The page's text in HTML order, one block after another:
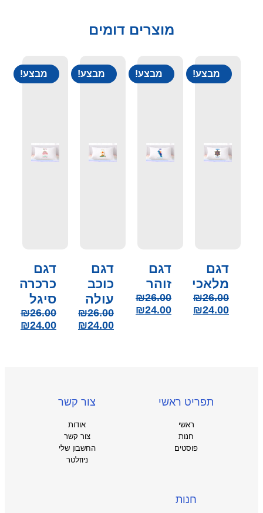
מוצרים דומים
מבצע!
דגם
מלאכי
₪26.00
₪24.00
מבצע!
דגם
זוהר
₪26.00
₪24.00
מבצע!
דגם
כוכב
עולה
₪26.00
₪24.00
מבצע!
דגם
כרכרה
סיגל
₪26.00
₪24.00
תפריט ראשי
ראשי
חנות
פוסטים
צור קשר
אודות
צור קשר
החשבון שלי
ניוזלטר
חנות